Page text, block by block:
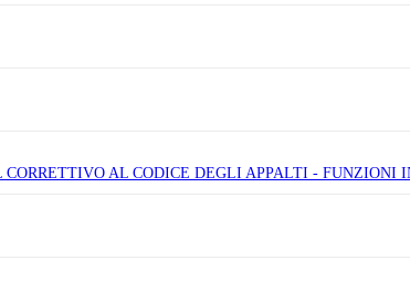
AL CODICE DEGLI APPALTI - FUNZIONI